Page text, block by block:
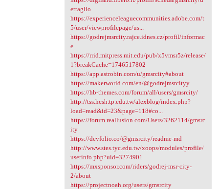
ettaglio
https://experienceleaguecommunities.adobe.com/t
5/user/viewprofilepage/us...
https://godrejmsrcity.rajce.idnes.cz/profil/informac
e
https://rrid.mitpress.mit.edu/pub/x5vmsr5z/release/
1?breakCache=1746517802
https://app.astrobin.com/u/gmsrcity#about
https://makerworld.com/en/@godrejmsrcityy
https://hb-themes.com/forum/all/users/gmsrcity/
http://tss.hcsh.tp.edu.tw/alexblog/index.php?
load=read&id=23&page=118#co...
https://forum.reallusion.com/Users/3262114/gmsrc
ity
https://devfolio.co/@gmsrcity/readme-md
http://www.stes.tyc.edu.tw/xoops/modules/profile/
userinfo.php?uid=3274901
https://mxsponsor.com/riders/godrej-msr-city-
2/about
https://projectnoah.org/users/gmsrcity